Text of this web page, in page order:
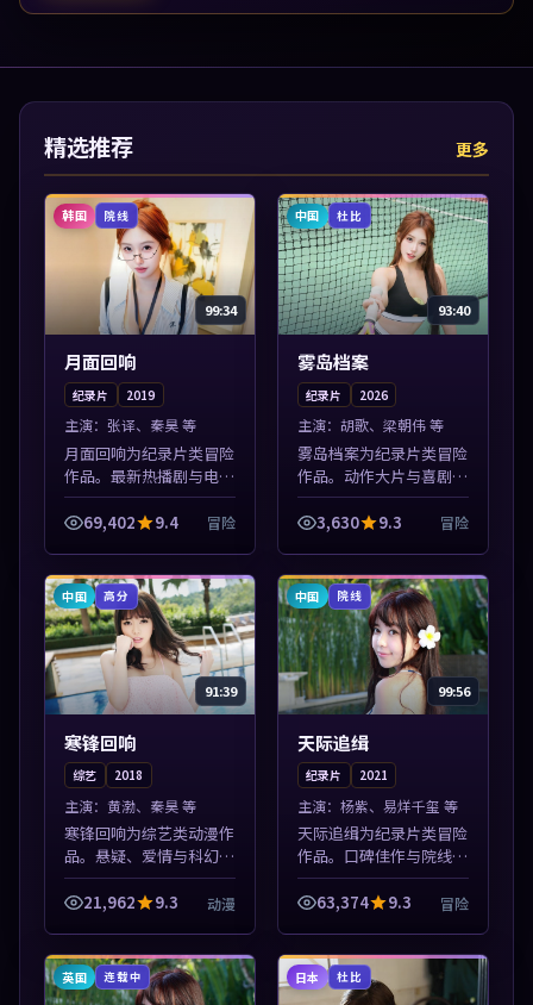
精选推荐 更多
韩国 院线
99:34
月面回响
纪录片 2019
主演： 张译、秦昊 等
月面回响为纪录片类冒险
作品。最新热播剧与电影
片单推荐，高清画质流畅
播放，每日更新不错过精
紧凑，值得加...
69,402 9.4 冒险
中国 杜比
93:40
雾岛档案
纪录片 2026
主演： 胡歌、梁朝伟 等
雾岛档案为纪录片类冒险
作品。动作大片与喜剧短
片搭配推荐，亚洲影视高
清站，流畅不卡顿。本片
入片单。
3,630 9.3 冒险
中国 高分
91:39
寒锋回响
综艺 2018
主演： 黄渤、秦昊 等
寒锋回响为综艺类动漫作
品。悬疑、爱情与科幻类
型齐全，热播榜单实时刷
新，沉浸式观影体验。本
加入片单。
21,962 9.3 动漫
中国 院线
99:56
天际追缉
纪录片 2021
主演： 杨紫、易烊千玺 等
天际追缉为纪录片类冒险
作品。口碑佳作与院线热
映精选，高清免费在线资
源，多端适配随时观看。
得加入片单。
63,374 9.3 冒险
英国 连载中 日本 杜比